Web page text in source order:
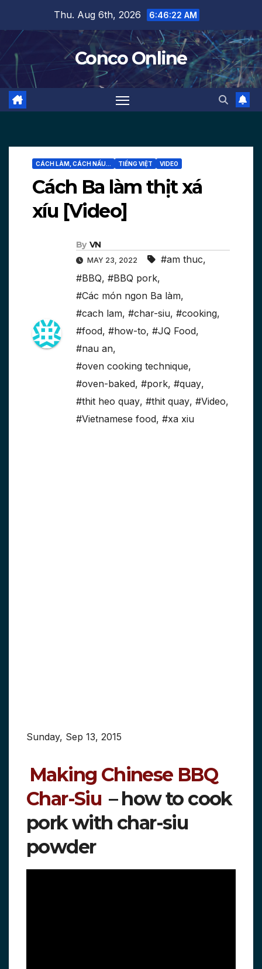
content
Thu. Aug 6th, 2026 6:46:24 AM
Conco Online
CÁCH LÀM, CÁCH NẤU... TIẾNG VIỆT VIDEO
Cách Ba làm thịt xá
xíu [Video]
By VN
MAY 23, 2022 #am thuc,
#BBQ, #BBQ pork,
#Các món ngon Ba làm,
#cach lam, #char-siu, #cooking,
#food, #how-to, #JQ Food,
#nau an,
#oven cooking technique,
#oven-baked, #pork, #quay,
#thit heo quay, #thit quay, #Video,
#Vietnamese food, #xa xiu
Sunday, Sep 13, 2015
Making Chinese BBQ
Char-Siu – how to cook
pork with char-siu
powder